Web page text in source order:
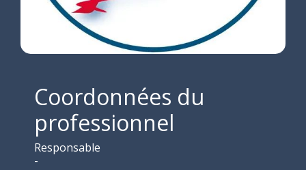
Coordonnées du
professionnel
Responsable
-